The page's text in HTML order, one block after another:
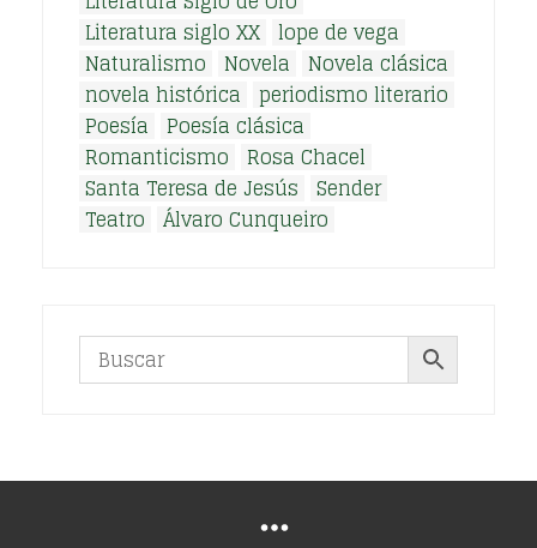
Literatura siglo XX lope de vega
Naturalismo
Novela
Novela clásica
novela histórica periodismo literario
Poesía
Poesía clásica
Romanticismo
Rosa Chacel
Santa Teresa de Jesús Sender
Teatro Álvaro Cunqueiro